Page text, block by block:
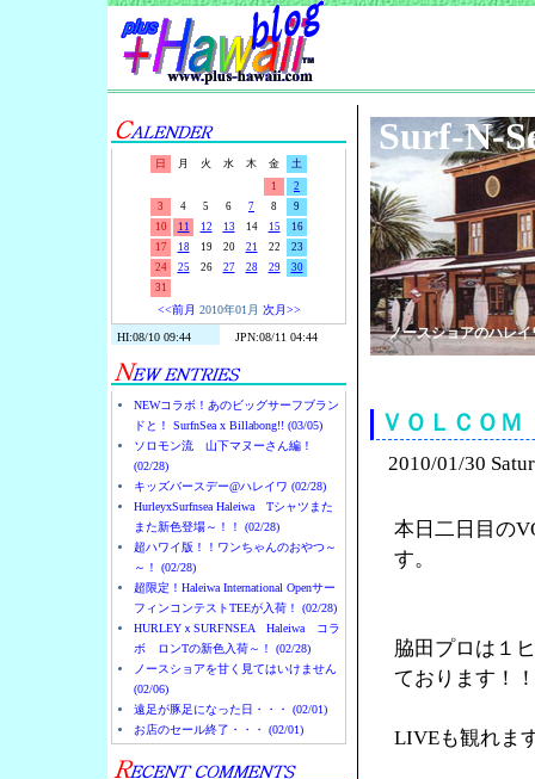
日 月 火 水 木 金
土
1
2
3
4 5 6 7 8
9
10
11 12 13 14 15
16
17
18 19 20 21 22
23
24
25 26 27 28 29
30
31
<<前月 2010年01月 次月>>
NEWコラボ！あのビッグサーフブラン
ドと！ SurfnSea x Billabong!! (03/05)
ソロモン流 山下マヌーさん編！
(02/28)
キッズバースデー@ハレイワ (02/28)
HurleyxSurfnsea Haleiwa Tシャツまた
また新色登場～！！ (02/28)
超ハワイ版！！ワンちゃんのおやつ～
～！ (02/28)
超限定！Haleiwa International Openサー
フィンコンテストTEEが入荷！ (02/28)
HURLEYｘSURFNSEA Haleiwa コラ
ボ ロンTの新色入荷～！ (02/28)
ノースショアを甘く見てはいけません
(02/06)
遠足が豚足になった日・・・ (02/01)
お店のセール終了・・・ (02/01)
Surf-N-
ノースショアのハレ
ＶＯＬＣＯ
2010/01/30
本日二日目の
す。
脇田プロは１
ております！！
LIVEも観れま